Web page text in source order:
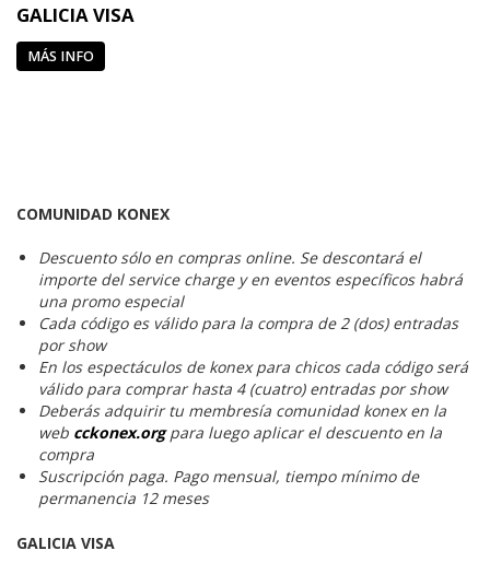
GALICIA VISA
MÁS INFO
COMUNIDAD KONEX
Descuento sólo en compras online. Se descontará el
importe del service charge y en eventos específicos habrá
una promo especial
Cada código es válido para la compra de 2 (dos) entradas
por show
En los espectáculos de konex para chicos cada código será
válido para comprar hasta 4 (cuatro) entradas por show
Deberás adquirir tu membresía comunidad konex en la
web cckonex.org para luego aplicar el descuento en la
compra
Suscripción paga. Pago mensual, tiempo mínimo de
permanencia 12 meses
GALICIA VISA